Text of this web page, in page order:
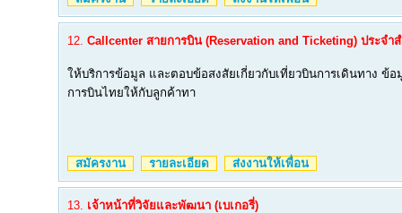
12. Callcenter สายการบิน (Reservation and Ticketing) ประจำ
ให้บริการข้อมูล และตอบข้อสงสัยเกี่ยวกับเที่ยวบินการเดินทาง ข้อ
การบินไทยให้กับลูกค้าทา
สมัครงาน รายละเอียด ส่งงานให้เพื่อน
13. เจ้าหน้าที่วิจัยและพัฒนา (เบเกอรี่)